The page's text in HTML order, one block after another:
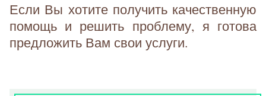
Если Вы хотите получить качественную
помощь и решить проблему, я готова
предложить Вам свои услуги.